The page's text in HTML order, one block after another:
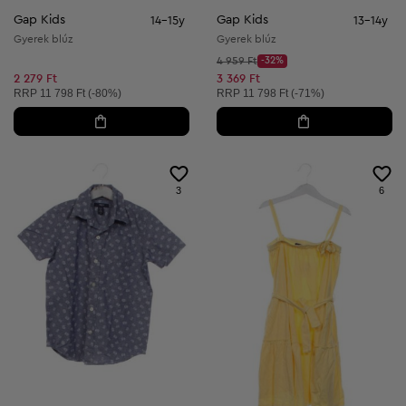
Gap Kids 14-15y
Gyerek blúz
2 279 Ft
Ajánlott ár:
RRP 11 798 Ft (-80%)
Gap Kids 13-14y
Gyerek blúz
Kezdő ár:
4 959 Ft
Discount Price:
-32%
Csökkentett ár:
3 369 Ft
Ajánlott ár:
RRP 11 798 Ft (-71%)
3 6